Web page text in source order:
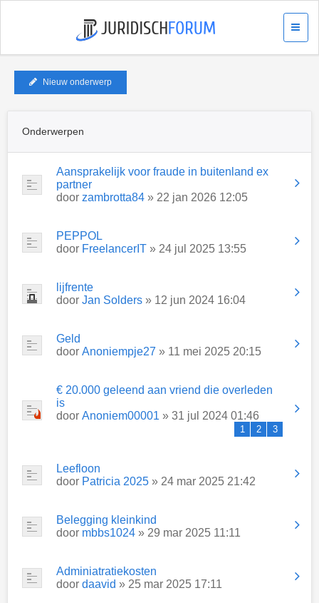
Nieuw onderwerp
Onderwerpen
Aansprakelijk voor fraude in buitenland ex
partner
door zambrotta84 » 22 jan 2026 12:05
PEPPOL
door FreelancerIT » 24 jul 2025 13:55
lijfrente
door Jan Solders » 12 jun 2024 16:04
Geld
door Anoniempje27 » 11 mei 2025 20:15
€ 20.000 geleend aan vriend die overleden
is
door Anoniem00001 » 31 jul 2024 01:46
1 2 3
Leefloon
door Patricia 2025 » 24 mar 2025 21:42
Belegging kleinkind
door mbbs1024 » 29 mar 2025 11:11
Adminiatratiekosten
door daavid » 25 mar 2025 17:11